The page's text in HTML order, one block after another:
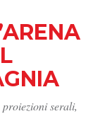
serali,